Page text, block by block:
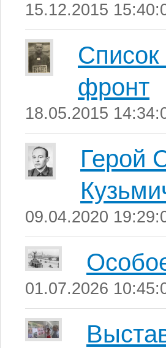
15.12.2015
фронт
18.05.2015
Герой
09.04.2020
01.07.2026